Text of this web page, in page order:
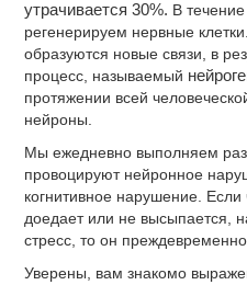
утрачивается 30%. В
регенерируем нервные
образуются новые связи, в
процесс, называемый
протяжении всей
нейроны.
Мы ежедневно выполняем
провоцируют нейронное
когнитивное нарушение. Если
доедает или не высыпается,
стресс, то он
Уверены, вам знакомо